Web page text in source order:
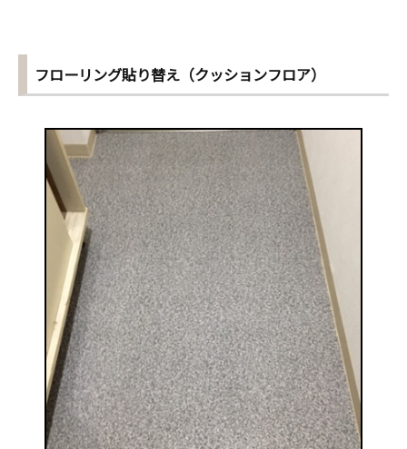
フローリング貼り替え（クッションフロア）